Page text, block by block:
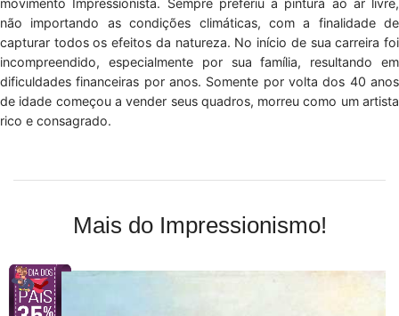
não importando as condições climáticas, com a finalidade de
capturar todos os efeitos da natureza. No início de sua carreira foi
incompreendido, especialmente por sua família, resultando em
dificuldades financeiras por anos. Somente por volta dos 40 anos
de idade começou a vender seus quadros, morreu como um artista
rico e consagrado.
Mais do Impressionismo!